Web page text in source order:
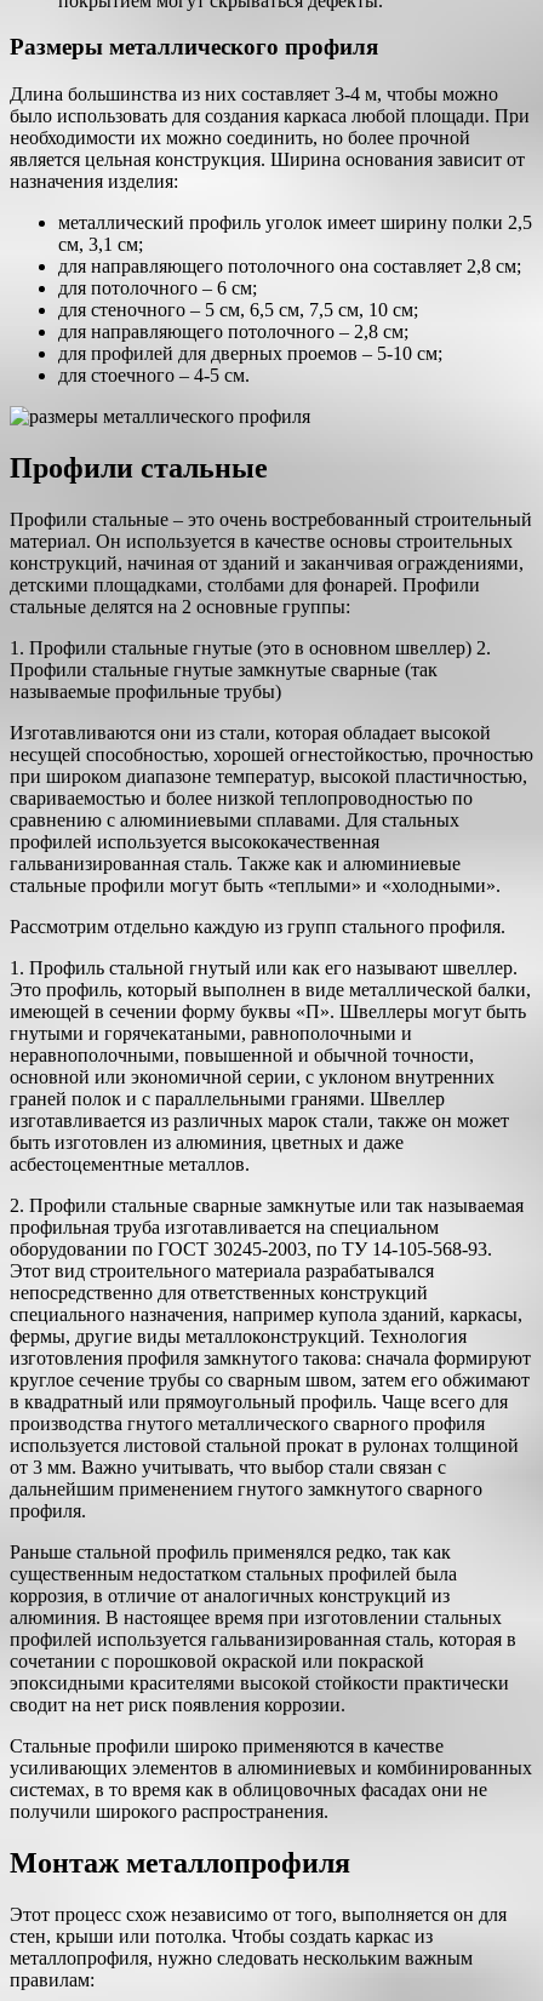
Размеры металлического профиля
Длина большинства из них составляет 3-4 м, чтобы можно
было использовать для создания каркаса любой площади. При
необходимости их можно соединить, но более прочной
является цельная конструкция. Ширина основания зависит от
назначения изделия:
металлический профиль уголок имеет ширину полки 2,5
см, 3,1 см;
для направляющего потолочного она составляет 2,8 см;
для потолочного – 6 см;
для стеночного – 5 см, 6,5 см, 7,5 см, 10 см;
для направляющего потолочного – 2,8 см;
для профилей для дверных проемов – 5-10 см;
для стоечного – 4-5 см.
Профили стальные
Профили стальные – это очень востребованный строительный
материал. Он используется в качестве основы строительных
конструкций, начиная от зданий и заканчивая ограждениями,
детскими площадками, столбами для фонарей. Профили
стальные делятся на 2 основные группы:
1. Профили стальные гнутые (это в основном швеллер) 2.
Профили стальные гнутые замкнутые сварные (так
называемые профильные трубы)
Изготавливаются они из стали, которая обладает высокой
несущей способностью, хорошей огнестойкостью, прочностью
при широком диапазоне температур, высокой пластичностью,
свариваемостью и более низкой теплопроводностью по
сравнению с алюминиевыми сплавами. Для стальных
профилей используется высококачественная
гальванизированная сталь. Также как и алюминиевые
стальные профили могут быть «теплыми» и «холодными».
Рассмотрим отдельно каждую из групп стального профиля.
1. Профиль стальной гнутый или как его называют швеллер.
Это профиль, который выполнен в виде металлической балки,
имеющей в сечении форму буквы «П». Швеллеры могут быть
гнутыми и горячекатаными, равнополочными и
неравнополочными, повышенной и обычной точности,
основной или экономичной серии, с уклоном внутренних
граней полок и с параллельными гранями. Швеллер
изготавливается из различных марок стали, также он может
быть изготовлен из алюминия, цветных и даже
асбестоцементные металлов.
2. Профили стальные сварные замкнутые или так называемая
профильная труба изготавливается на специальном
оборудовании по ГОСТ 30245-2003, по ТУ 14-105-568-93.
Этот вид строительного материала разрабатывался
непосредственно для ответственных конструкций
специального назначения, например купола зданий, каркасы,
фермы, другие виды металлоконструкций. Технология
изготовления профиля замкнутого такова: сначала формируют
круглое сечение трубы со сварным швом, затем его обжимают
в квадратный или прямоугольный профиль. Чаще всего для
производства гнутого металлического сварного профиля
используется листовой стальной прокат в рулонах толщиной
от 3 мм. Важно учитывать, что выбор стали связан с
дальнейшим применением гнутого замкнутого сварного
профиля.
Раньше стальной профиль применялся редко, так как
существенным недостатком стальных профилей была
коррозия, в отличие от аналогичных конструкций из
алюминия. В настоящее время при изготовлении стальных
профилей используется гальванизированная сталь, которая в
сочетании с порошковой окраской или покраской
эпоксидными красителями высокой стойкости практически
сводит на нет риск появления коррозии.
Стальные профили широко применяются в качестве
усиливающих элементов в алюминиевых и комбинированных
системах, в то время как в облицовочных фасадах они не
получили широкого распространения.
Монтаж металлопрофиля
Этот процесс схож независимо от того, выполняется он для
стен, крыши или потолка. Чтобы создать каркас из
металлопрофиля, нужно следовать нескольким важным
правилам: